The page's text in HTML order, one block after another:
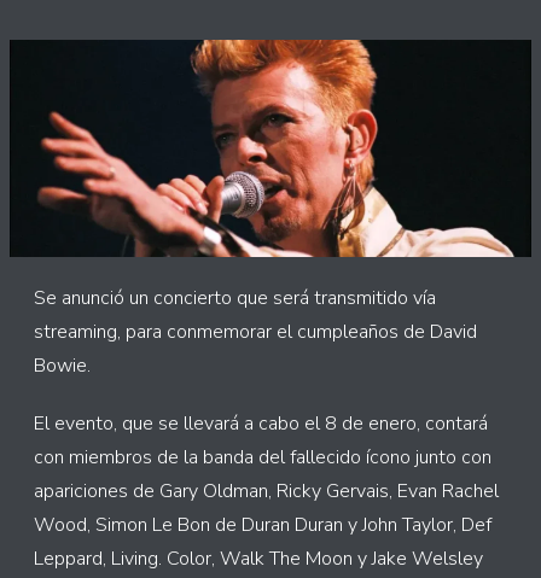
Se anunció un concierto que será transmitido vía
streaming, para conmemorar el cumpleaños de David
Bowie.
El evento, que se llevará a cabo el 8 de enero, contará
con miembros de la banda del fallecido ícono junto con
apariciones de Gary Oldman, Ricky Gervais, Evan Rachel
Wood, Simon Le Bon de Duran Duran y John Taylor, Def
Leppard, Living. Color, Walk The Moon y Jake Welsley